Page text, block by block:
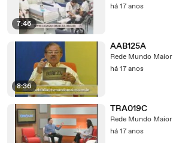
7:46
há 17 anos
8:36
AAB125A
Rede Mundo Maior
há 17 anos
TRA019C
Rede Mundo Maior
há 17 anos